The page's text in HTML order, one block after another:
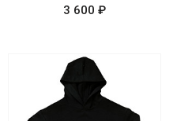
3 600 ₽